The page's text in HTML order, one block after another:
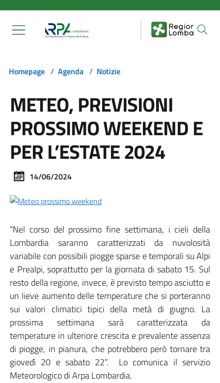
Homepage / Agenda / Notizie
METEO, PREVISIONI
PROSSIMO WEEKEND E
PER L’ESTATE 2024
14/06/2024
“Nel corso del prossimo fine settimana, i cieli della
Lombardia saranno caratterizzati da nuvolosità
variabile con possibili piogge sparse e temporali su Alpi
e Prealpi, soprattutto per la giornata di sabato 15. Sul
resto della regione, invece, è previsto tempo asciutto e
un lieve aumento delle temperature che si porteranno
sui valori climatici tipici della metà di giugno. La
prossima settimana sarà caratterizzata da
temperature in ulteriore crescita e prevalente assenza
di piogge, in pianura, che potrebbero però tornare tra
giovedì 20 e sabato 22”. Lo comunica il servizio
Meteorologico di Arpa Lombardia.